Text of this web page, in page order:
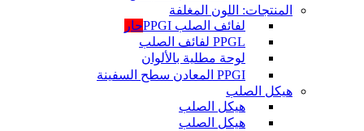
المنتجات: اللون المغلفة
لفائف الصلب PPGI
حار
PPGL لفائف الصلب
لوحة مطلية بالألوان
PPGI المعادن سطح السفينة
هيكل الصلب
هيكل الصلب
هيكل الصلب